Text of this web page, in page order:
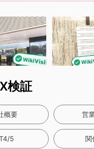
検証
概要 営
5 関